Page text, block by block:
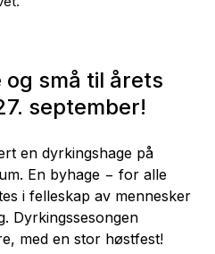
små til årets
september!
en dyrkingshage på
En byhage − for alle
i felleskap av mennesker
Dyrkingssesongen
med en stor høstfest!